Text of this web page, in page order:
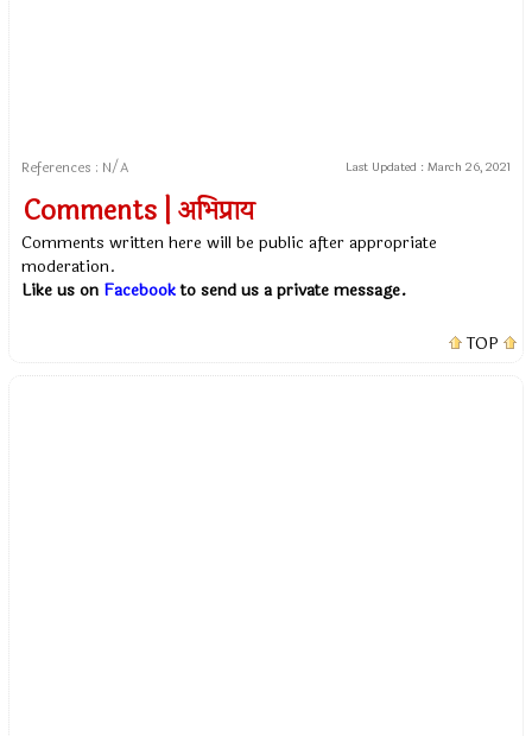
References : N/A Last Updated : March 26, 2021
Comments | अभिप्राय
Comments written here will be public after appropriate
moderation.
Like us on Facebookto send us a private message.
TOP